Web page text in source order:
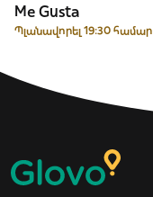
Me Gusta
Պլանավորել 19:30 համար